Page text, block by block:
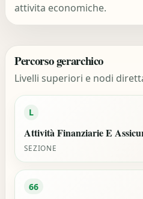
attivita economiche.
Percorso gerarchico
Livelli superiori e nodi
L
Attività Finanziarie E
SEZIONE
66